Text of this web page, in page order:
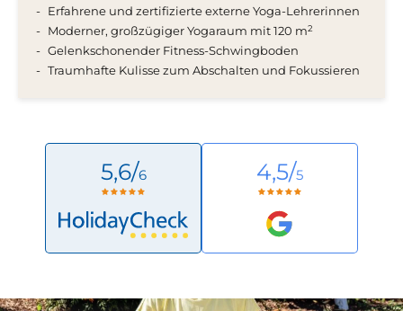
Erfahrene und zertifizierte externe Yoga-Lehrerinnen
Moderner, großzügiger Yogaraum mit 120 m2
Gelenkschonender Fitness-Schwingboden
Traumhafte Kulisse zum Abschalten und Fokussieren
5,6/6 4,5/5